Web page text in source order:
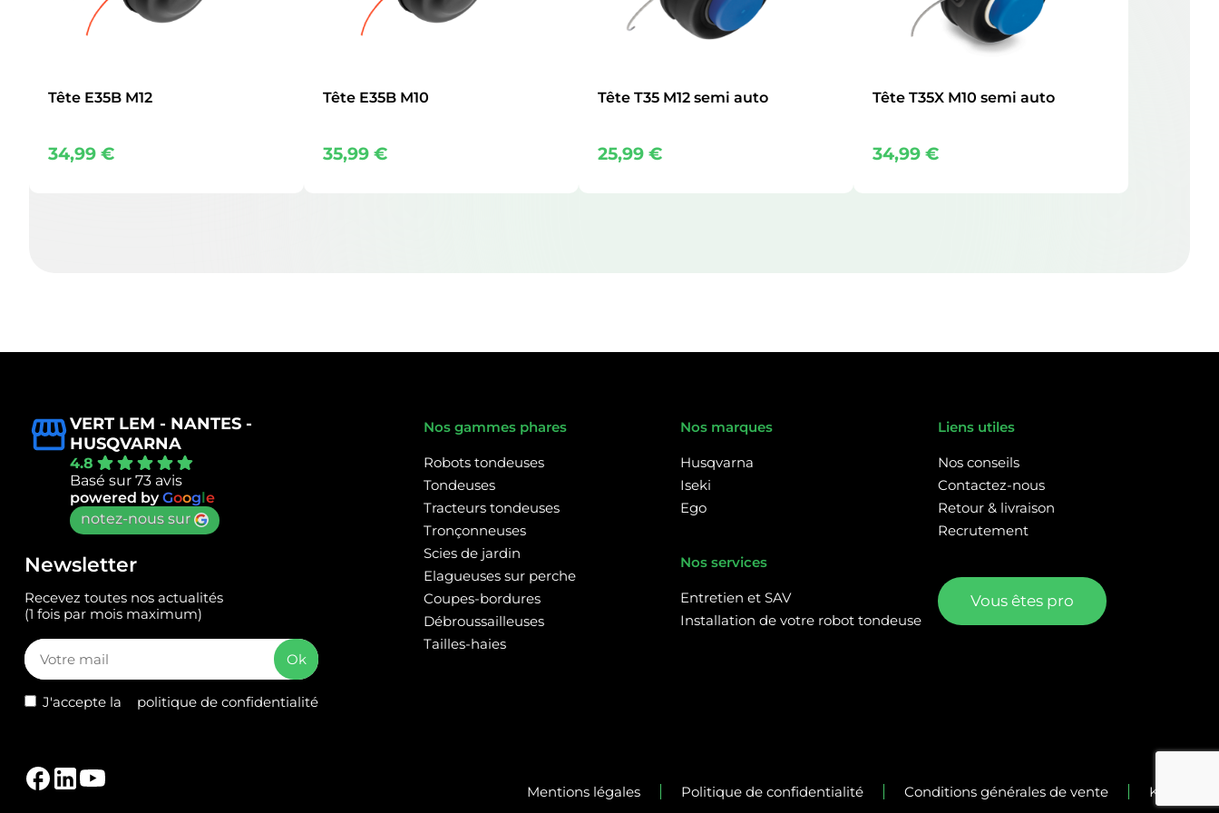
Tête E35B M12
34,99€
Tête E35B M10
35,99€
Tête T35 M12 semi auto
25,99€
Tête T35X M10 semi auto
34,99€
VERT LEM - NANTES -
HUSQVARNA
4.8
Basé sur 73 avis
powered byGoogle
notez-nous sur
Newsletter
Recevez toutes nos actualités
(1 fois par mois maximum)
J'accepte la politique de confidentialité
Nos gammes phares
Robots tondeuses
Tondeuses
Tracteurs tondeuses
Tronçonneuses
Scies de jardin
Elagueuses sur perche
Coupes-bordures
Débroussailleuses
Tailles-haies
Nos marques
Husqvarna
Iseki
Ego
Nos services
Entretien et SAV
Installation de votre robot tondeuse
Liens utiles
Nos conseils
Contactez-nous
Retour & livraison
Recrutement
Vous êtes pro
Mentions légales Politique de confidentialité Conditions générales de vente Kalélia